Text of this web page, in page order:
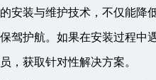
的安装与维护技术，不仅能降
保驾护航。如果在安装过程中
员，获取针对性解决方案。